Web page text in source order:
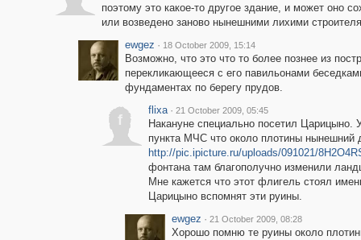
поэтому это какое-то другое здание, и может оно
или возведено заново нынешними лихими
ewgez · 18 October 2009, 15:14
Возможно, что это что то более познее из
перекликающееся с его павильонами
фундаментах по берегу прудов.
f
flixa · 21 October 2009, 05:45
Накануне специально посетил Царицыно.
пункта МЧС что около плотины нынешний
http://pic.ipicture.ru/uploads/091021/
фонтана там благополучно изменили
Мне кажется что этот флигель стоял
Царицыно вспомнят эти руины.
ewgez · 21 October 2009, 08:28
Хорошо помню те руины около